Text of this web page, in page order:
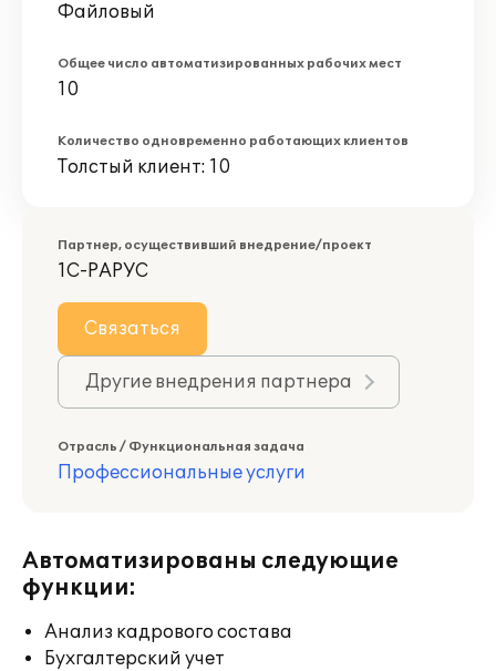
Файловый
Общее число автоматизированных рабочих мест
10
Количество одновременно работающих клиентов
Толстый клиент: 10
Партнер, осуществивший внедрение/проект
1С-РАРУС
Связаться
Другие внедрения партнера
Отрасль / Функциональная задача
Профессиональные услуги
Автоматизированы следующие
функции:
Анализ кадрового состава
Бухгалтерский учет